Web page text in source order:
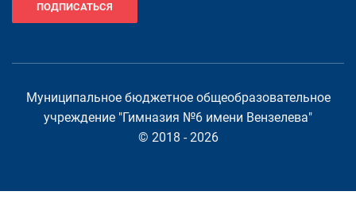
ПОДПИСАТЬСЯ
Муниципальное бюджетное общеобразовательное
учреждение "Гимназия №6 имени Вензелева"
© 2018 - 2026